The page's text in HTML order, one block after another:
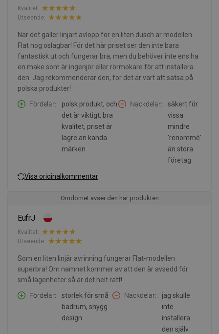
Kvalitet:
Utseende:
När det gäller linjärt avlopp för en liten dusch är modellen
Flat nog oslagbar! För det här priset ser den inte bara
fantastisk ut och fungerar bra, men du behöver inte ens ha
en make som är ingenjör eller rörmokare för att installera
den. Jag rekommenderar den, för det är värt att satsa på
polska produkter!
Fördelar:
polsk produkt, och
det är viktigt, bra
kvalitet, priset är
lägre än kända
märken
Nackdelar:
säkert för
vissa
mindre
'renommé'
än stora
företag
Visa originalkommentar
Omdömet avser den här produkten
EufrJ
Kvalitet:
Utseende:
Som en liten linjär avrinning fungerar Flat-modellen
superbra! Om namnet kommer av att den är avsedd för
små lägenheter så är det helt rätt!
Fördelar:
storlek för små
badrum, snygg
design
Nackdelar:
jag skulle
inte
installera
den själv